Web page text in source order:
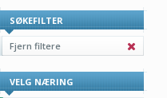
SØKEFILTER
Fjern filtere
VELG NÆRING